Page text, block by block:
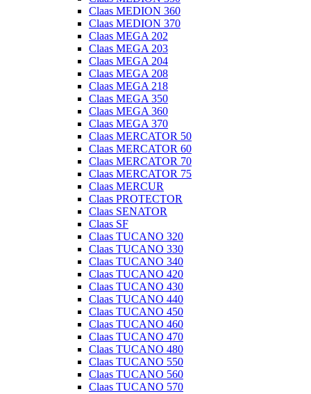
Claas MEDION 360
Claas MEDION 370
Claas MEGA 202
Claas MEGA 203
Claas MEGA 204
Claas MEGA 208
Claas MEGA 218
Claas MEGA 350
Claas MEGA 360
Claas MEGA 370
Claas MERCATOR 50
Claas MERCATOR 60
Claas MERCATOR 70
Claas MERCATOR 75
Claas MERCUR
Claas PROTECTOR
Claas SENATOR
Claas SF
Claas TUCANO 320
Claas TUCANO 330
Claas TUCANO 340
Claas TUCANO 420
Claas TUCANO 430
Claas TUCANO 440
Claas TUCANO 450
Claas TUCANO 460
Claas TUCANO 470
Claas TUCANO 480
Claas TUCANO 550
Claas TUCANO 560
Claas TUCANO 570